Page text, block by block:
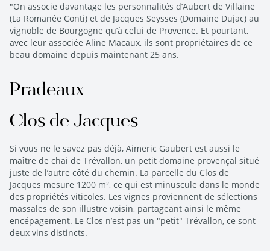
"On associe davantage les personnalités d’Aubert de Villaine
(La Romanée Conti) et de Jacques Seysses (Domaine Dujac) au
vignoble de Bourgogne qu’à celui de Provence. Et pourtant,
avec leur associée Aline Macaux, ils sont propriétaires de ce
beau domaine depuis maintenant 25 ans.
Pradeaux
Clos de Jacques
Si vous ne le savez pas déjà, Aimeric Gaubert est aussi le
maître de chai de Trévallon, un petit domaine provençal situé
juste de l’autre côté du chemin. La parcelle du Clos de
Jacques mesure 1200 m², ce qui est minuscule dans le monde
des propriétés viticoles. Les vignes proviennent de sélections
massales de son illustre voisin, partageant ainsi le même
encépagement. Le Clos n’est pas un "petit" Trévallon, ce sont
deux vins distincts.